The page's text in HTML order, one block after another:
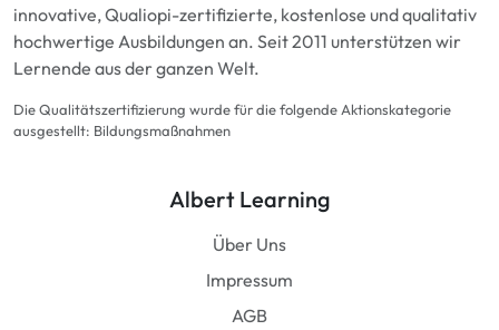
innovative, Qualiopi-zertifizierte, kostenlose und qualitativ
hochwertige Ausbildungen an. Seit 2011 unterstützen wir
Lernende aus der ganzen Welt.
Die Qualitätszertifizierung wurde für die folgende Aktionskategorie
ausgestellt: Bildungsmaßnahmen
Albert Learning
Über Uns
Impressum
AGB